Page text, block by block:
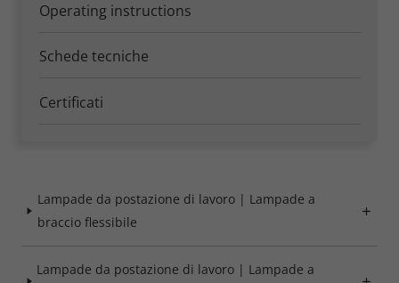
Operating instructions
Schede tecniche
Certificati
Lampade da postazione di lavoro | Lampade a
braccio flessibile
Lampade da postazione di lavoro | Lampade a
Required